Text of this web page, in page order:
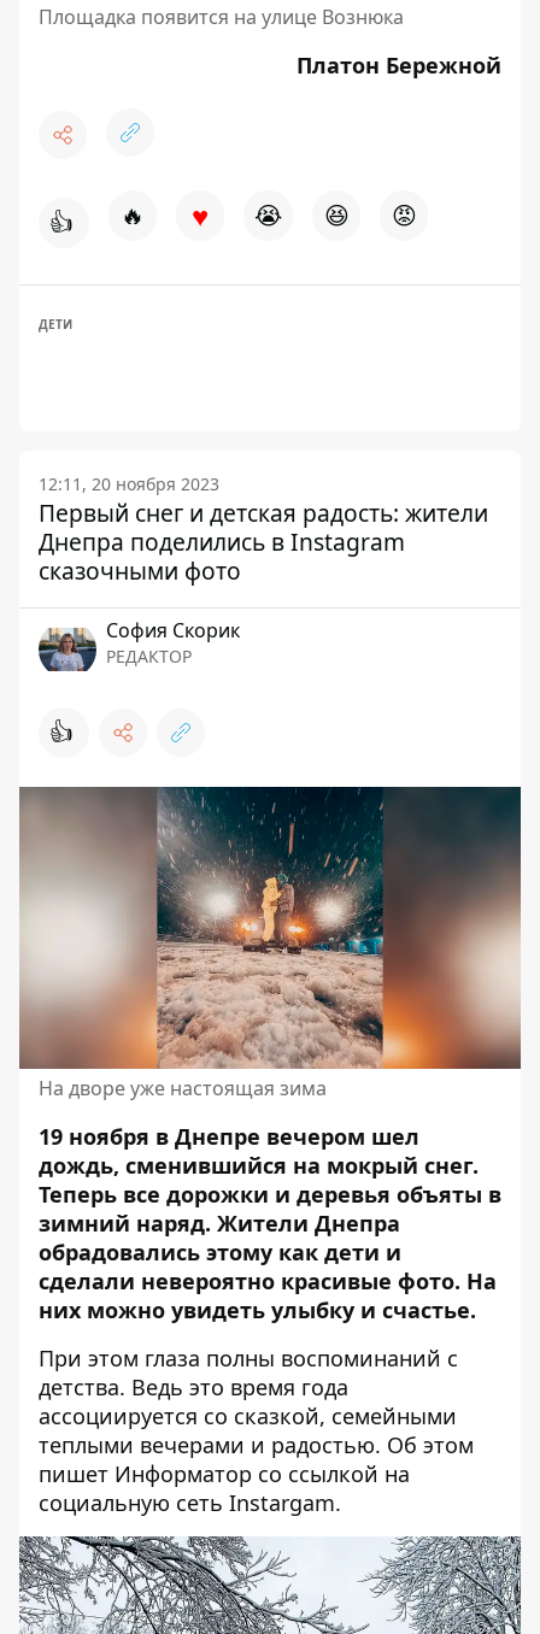
Площадка появится на улице Вознюка
Платон Бережной
👍 🔥 ♥ 😭 😆 😡
ДЕТИ
12:11, 20 ноября 2023
Первый снег и детская радость: жители
Днепра поделились в Instagram
сказочными фото
София Скорик
РЕДАКТОР
👍
На дворе уже настоящая зима
19 ноября в Днепре вечером шел
дождь, сменившийся на мокрый снег.
Теперь все дорожки и деревья объяты в
зимний наряд. Жители Днепра
обрадовались этому как дети и
сделали невероятно красивые фото. На
них можно увидеть улыбку и счастье.
При этом глаза полны воспоминаний с
детства. Ведь это время года
ассоциируется со сказкой, семейными
теплыми вечерами и радостью. Об этом
пишет Информатор со ссылкой на
социальную сеть Instargam.